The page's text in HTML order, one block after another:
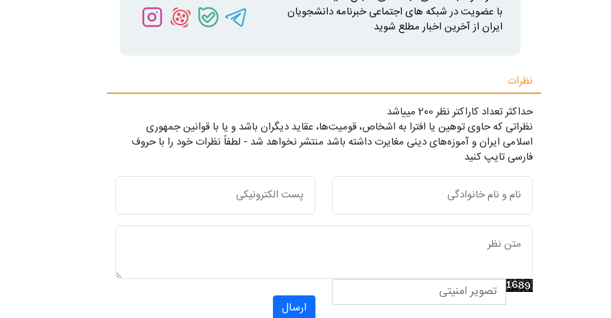
با عضویت در شبکه های اجتماعی خبرنامه دانشجویان
ایران از آخرین اخبار مطلع شوید
نظرات
حداکثر تعداد کاراکتر نظر 200 ميياشد
نظراتی که حاوی توهین یا افترا به اشخاص، قومیت‌ها، عقاید دیگران باشد و یا با قوانین جمهوری
اسلامی ایران و آموزه‌های دینی مغایرت داشته باشد منتشر نخواهد شد - لطفاً نظرات خود را با حروف
فارسی تایپ کنید
ارسال